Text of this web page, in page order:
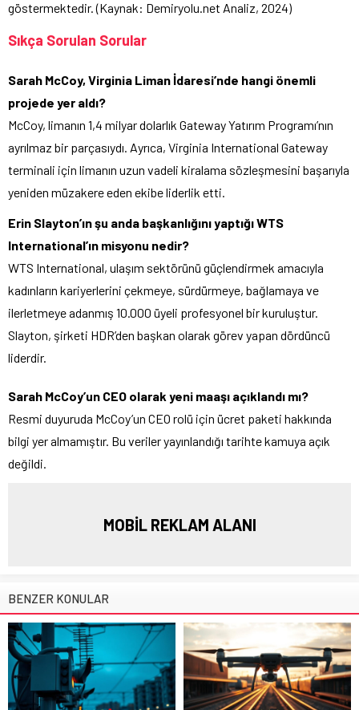
göstermektedir. (Kaynak: Demiryolu.net Analiz, 2024)
Sıkça Sorulan Sorular
Sarah McCoy, Virginia Liman İdaresi’nde hangi önemli
projede yer aldı?
McCoy, limanın 1,4 milyar dolarlık Gateway Yatırım Programı’nın
ayrılmaz bir parçasıydı. Ayrıca, Virginia International Gateway
terminali için limanın uzun vadeli kiralama sözleşmesini başarıyla
yeniden müzakere eden ekibe liderlik etti.
Erin Slayton’ın şu anda başkanlığını yaptığı WTS
International’ın misyonu nedir?
WTS International, ulaşım sektörünü güçlendirmek amacıyla
kadınların kariyerlerini çekmeye, sürdürmeye, bağlamaya ve
ilerletmeye adanmış 10.000 üyeli profesyonel bir kuruluştur.
Slayton, şirketi HDR’den başkan olarak görev yapan dördüncü
liderdir.
Sarah McCoy’un CEO olarak yeni maaşı açıklandı mı?
Resmi duyuruda McCoy’un CEO rolü için ücret paketi hakkında
bilgi yer almamıştır. Bu veriler yayınlandığı tarihte kamuya açık
değildi.
MOBİL REKLAM ALANI
BENZER KONULAR